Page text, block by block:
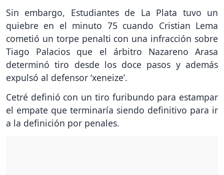
Sin embargo, Estudiantes de La Plata tuvo un
quiebre en el minuto 75 cuando Cristian Lema
cometió un torpe penalti con una infracción sobre
Tiago Palacios que el árbitro Nazareno Arasa
determinó tiro desde los doce pasos y además
expulsó al defensor ‘xeneize’.
Cetré definió con un tiro furibundo para estampar
el empate que terminaría siendo definitivo para ir
a la definición por penales.